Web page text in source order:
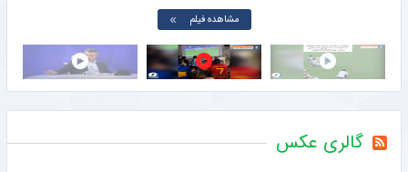
مشاهده فیلم
گالری عکس